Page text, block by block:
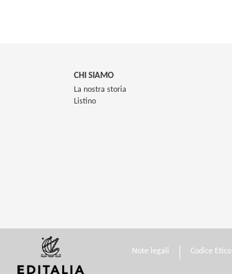
CHI SIAMO
La nostra storia
Listino
Note legali Codice Etico